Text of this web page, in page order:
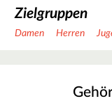
Zielgruppen
Damen Herren